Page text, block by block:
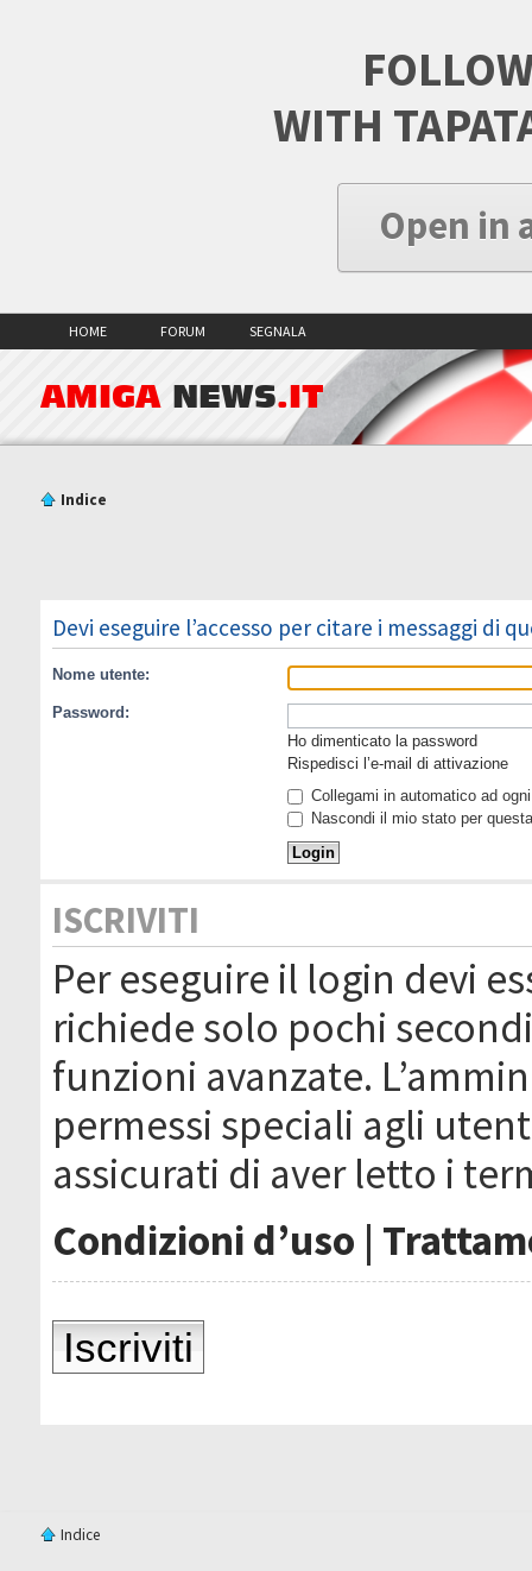
WITH
Open in
HOME FORUM SEGNALA
AMIGA NEWS.IT
Indice
Devi eseguire l’accesso per citare i messaggi di
Nome utente:
Password:
Ho dimenticato la password
Rispedisci l’e-mail di attivazione
Collegami in automatico ad
Nascondi il mio stato per
ISCRIVITI
Per eseguire il login devi
richiede solo pochi
funzioni avanzate.
permessi speciali agli
assicurati di aver letto i
Condizioni d’uso |
Iscriviti
Indice